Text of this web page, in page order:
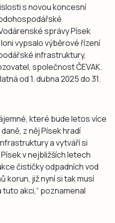
s novou koncesní
správy Písek
vypsalo výběrové řízení
infrastruktury,
společnost ČEVAK.
od 1. dubna 2025 do 31.
které bude letos více
z něj Písek hradí
a vytváří si
v nejbližších letech
čističky odpadních vod
korun, již nyní si tak musí
akci,“ poznamenal